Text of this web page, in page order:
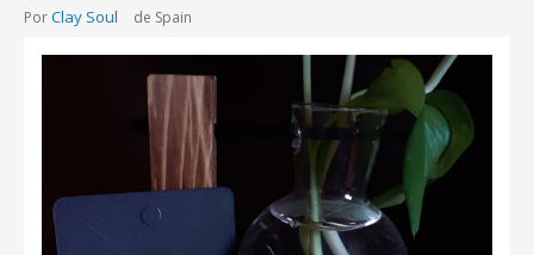
PorClay Soul de Spain